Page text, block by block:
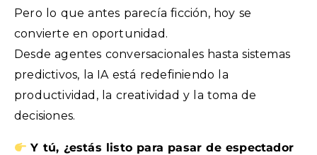
Pero lo que antes parecía ficción, hoy se
convierte en oportunidad.
Desde agentes conversacionales hasta sistemas
predictivos, la IA está redefiniendo la
productividad, la creatividad y la toma de
decisiones.
Y tú, ¿estás listo para pasar de espectador